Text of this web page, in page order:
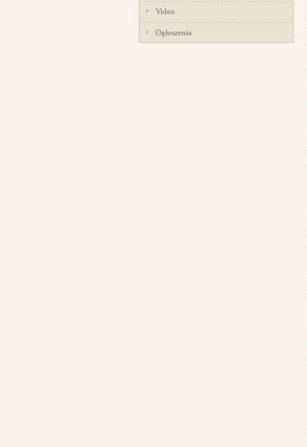
Video
Ogłoszenia